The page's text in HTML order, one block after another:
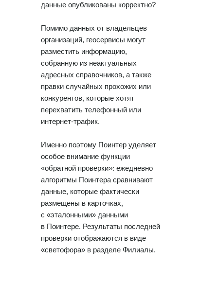
данные опубликованы корректно?
Помимо данных от владельцев
организаций, геосервисы могут
разместить информацию,
собранную из неактуальных
адресных справочников, а также
правки случайных прохожих или
конкурентов, которые хотят
перехватить телефонный или
интернет-трафик.
Именно поэтому Поинтер уделяет
особое внимание функции
«обратной проверки»: ежедневно
алгоритмы Поинтера сравнивают
данные, которые фактически
размещены в карточках,
с «эталонными» данными
в Поинтере. Результаты последней
проверки отображаются в виде
«светофора» в разделе Филиалы.